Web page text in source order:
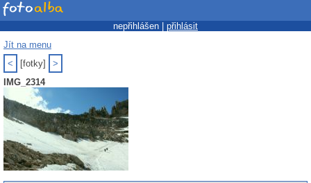
nepřihlášen | přihlásit
Jít na menu
<
[fotky]
>
IMG_2314